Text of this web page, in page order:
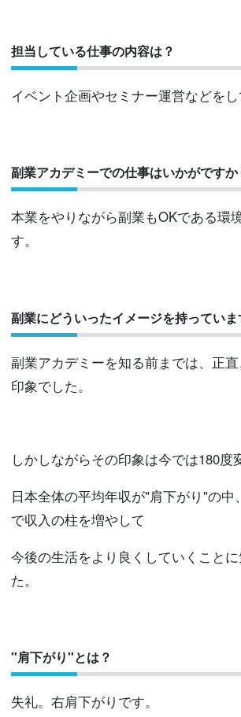
担当している仕事の内容は？
イベント企画やセミナー運営などをし
副業アカデミーでの仕事はいかがですか
本業をやりながら副業もOKである環
す。
副業にどういったイメージを持っていま
副業アカデミーを知る前までは、正
印象でした。
しかしながらその印象は今では180度
日本全体の平均年収が"肩下がり"の中
で収入の柱を増やして
今後の生活をより良くしていくこと
た。
"肩下がり"とは？
失礼。右肩下がりです。